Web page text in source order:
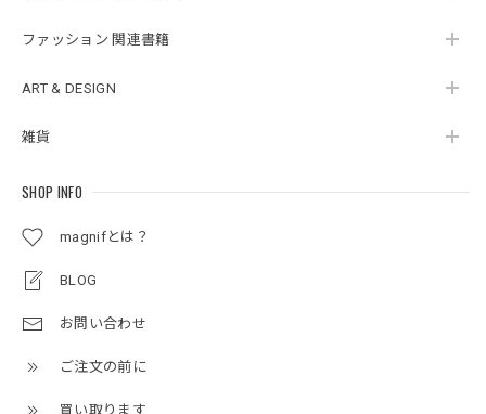
ファッション 関連書籍
ART & DESIGN
雑貨
SHOP INFO
magnifとは？
BLOG
お問い合わせ
ご注文の前に
買い取ります